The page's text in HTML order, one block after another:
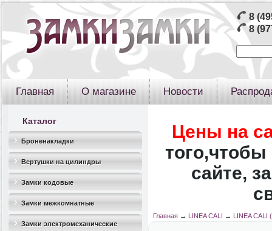
8
8
Главная О магазине Новости
Каталог
Броненакладки
Вертушки на цилиндры
Замки кодовые
Замки межкомнатные
Замки электромеханические
Цены на
того,чтобы
сайте,
Главная→ LINEA CALI → LINEA CALI